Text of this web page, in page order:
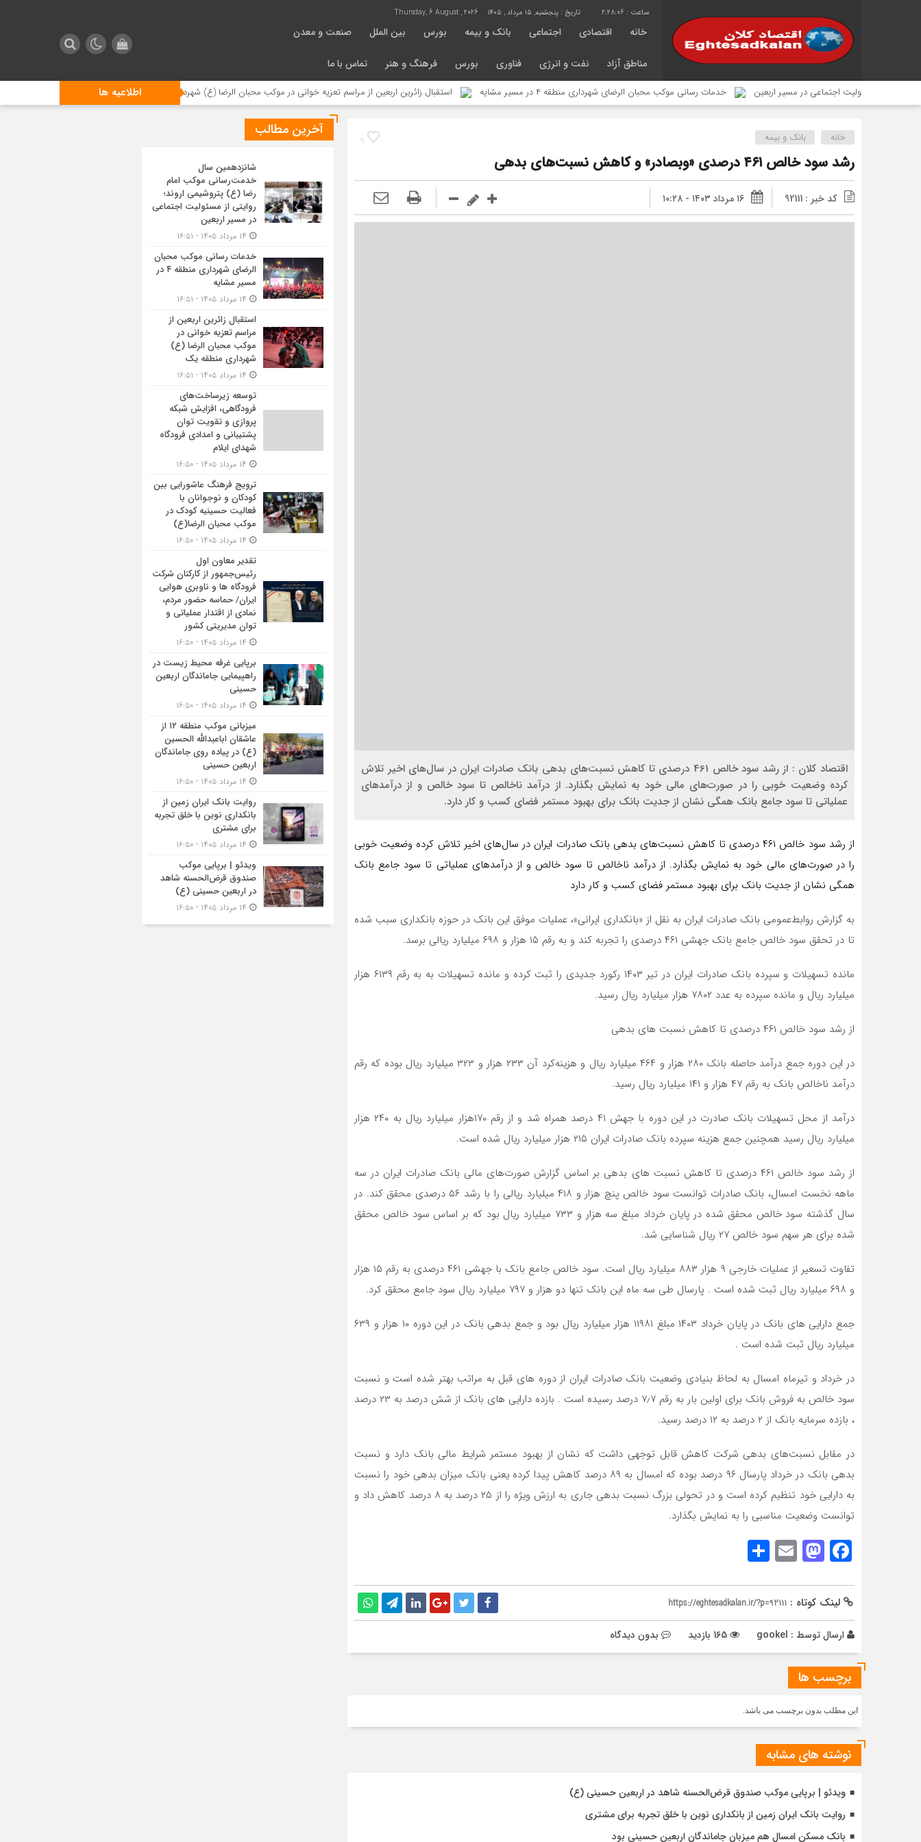
2:28:07 تاریخ : پنجشنبه, ۱۵ مرداد , ۱۴۰۵ Thursday, 6 August , 2026
خانه اقتصادی اجتماعی بانک و بیمه بورس بین الملل صنعت و معدن
مناطق آزاد نفت و انرژی فناوری بورس فرهنگ و هنر تماس با ما
اطلاعیه ها اجتماعی در مسیر اربعین خدمات رسانی موکب محبان الرضای شهرداری منطقه ۴ در مسیر مشایه استقبال زائرین اربعین از مراسم تعزیه خوانی در موکب محبان الرضا (ع) شهرداری منطقه یک توسعه زیرساخت‌های فرودگاهی، افزایش
9 خانه بانک و بیمه
رشد سود خالص ۴۶۱ درصدی «وبصادر» و کاهش نسبت‌های بدهی
کد خبر : 92111 ۱۶ مرداد ۱۴۰۳ - ۱۰:۲۸
اقتصاد کلان : از رشد سود خالص 461 درصدی تا کاهش نسبت‌های بدهی بانک صادرات ایران در سال‌های اخیر تلاش
کرده وضعیت خوبی را در صورت‌های مالی خود به نمایش بگذارد. از درآمد ناخالص تا سود خالص و از درآمدهای
عملیاتی تا سود جامع بانک همگی نشان از جدیت بانک برای بهبود مستمر فضای کسب و کار دارد.
از رشد سود خالص ۴۶۱ درصدی تا کاهش نسبت‌های بدهی بانک صادرات ایران در سال‌های اخیر تلاش کرده وضعیت خوبی
را در صورت‌های مالی خود به نمایش بگذارد. از درآمد ناخالص تا سود خالص و از درآمدهای عملیاتی تا سود جامع بانک
همگی نشان از جدیت بانک برای بهبود مستمر فضای کسب و کار دارد
به گزارش روابط‌عمومی بانک صادرات ایران به نقل از «بانکداری ایرانی»، عملیات موفق این بانک در حوزه بانکداری سبب شده
تا در تحقق سود خالص جامع بانک جهشی ۴۶۱ درصدی را تجربه کند و به رقم ۱۵ هزار و ۶۹۸ میلیارد ریالی برسد.
مانده تسهیلات و سپرده بانک صادرات ایران در تیر ۱۴۰۳ رکورد جدیدی را ثبت کرده و مانده تسهیلات به به رقم ۶۱۳۹ هزار
میلیارد ریال و مانده سپرده به عدد ۷۸۰۲ هزار میلیارد ریال رسید.
از رشد سود خالص ۴۶۱ درصدی تا کاهش نسبت های بدهی
در این دوره جمع درآمد حاصله بانک ۲۸۰ هزار و ۴۶۴ میلیارد ریال و هزینه‌کرد آن ۲۳۳ هزار و ۳۲۳ میلیارد ریال بوده که رقم
درآمد ناخالص بانک به رقم ۴۷ هزار و ۱۴۱ میلیارد ریال رسید.
درآمد از محل تسهیلات بانک صادرت در این دوره با جهش ۴۱ درصد همراه شد و از رقم ۱۷۰هزار میلیارد ریال به ۲۴۰ هزار
میلیارد ریال رسید همچنین جمع هزینه سپرده بانک صادرات ایران ۲۱۵ هزار میلیارد ریال شده است.
از رشد سود خالص ۴۶۱ درصدی تا کاهش نسبت های بدهی بر اساس گزارش صورت‌های مالی بانک صادرات ایران در سه
ماهه نخست امسال، بانک صادرات توانست سود خالص پنچ هزار و ۴۱۸ میلیارد ریالی را با رشد ۵۶ درصدی محقق کند. در
سال گذشته سود خالص محقق شده در پایان خرداد مبلغ سه هزار و ۷۳۳ میلیارد ریال بود که بر اساس سود خالص محقق
شده برای هر سهم سود خالص ۲۷ ریال شناسایی شد.
تفاوت تسعیر از عملیات خارجی ۹ هزار ۸۸۳ میلیارد ریال است. سود خالص جامع بانک با جهشی ۴۶۱ درصدی به رقم ۱۵ هزار
و ۶۹۸ میلیارد ریال ثبت شده است . پارسال طی سه ماه این بانک تنها دو هزار و ۷۹۷ میلیارد ریال سود جامع محقق کرد.
جمع دارایی های بانک در پایان خرداد ۱۴۰۳ مبلغ ۱۱۹۸۱ هزار میلیارد ریال بود و جمع بدهی بانک در این دوره ۱۰ هزار و ۶۳۹
میلیارد ریال ثبت شده است .
در خرداد و تیرماه امسال به لحاظ بنیادی وضعیت بانک صادرات ایران از دوره های قبل به مراتب بهتر شده است و نسبت
سود خالص به فروش بانک برای اولین بار به رقم ۷٫۷ درصد رسیده است . بازده دارایی های بانک از شش درصد به ۲۳ درصد
، بازده سرمایه بانک از ۲ درصد به ۱۲ درصد رسید.
در مقابل نسبت‌های بدهی شرکت کاهش قابل توجهی داشت که نشان از بهبود مستمر شرایط مالی بانک دارد و نسبت
بدهی بانک در خرداد پارسال ۹۶ درصد بوده که امسال به ۸۹ درصد کاهش پیدا کرده یعنی بانک میزان بدهی خود را نسبت
به دارایی خود تنظیم کرده است و در تحولی بزرگ نسبت بدهی جاری به ارزش ویژه را از ۲۵ درصد به ۸ درصد کاهش داد و
توانست وضعیت مناسبی را به نمایش بگذارد.
Facebook
Mastodon
Email
لینک کوتاه : https://eghtesadkalan.ir/?p=92111
ارسال توسط : gookel بدون دیدگاه
برچسب ها
این مطلب بدون برچسب می باشد.
نوشته های مشابه
ویدئو | برپایی موکب صندوق قرض‌الحسنه شاهد در اربعین حسینی (ع)
روایت بانک ایران زمین از بانکداری نوین با خلق تجربه برای مشتری
بانک مسکن امسال هم میزبان جاماندگان اربعین حسینی بود
آخرین مطالب
شانزدهمین سال
خدمت‌رسانی موکب امام
رضا (ع) پتروشیمی اروند؛
روایتی از مسئولیت اجتماعی
در مسیر اربعین
خدمات رسانی موکب محبان
الرضای شهرداری منطقه ۴ در
مسیر مشایه
استقبال زائرین اربعین از
مراسم تعزیه خوانی در
موکب محبان الرضا (ع)
شهرداری منطقه یک
توسعه زیرساخت‌های
فرودگاهی، افزایش شبکه
پروازی و تقویت توان
پشتیبانی و امدادی فرودگاه
شهدای ایلام
ترویج فرهنگ عاشورایی بین
کودکان و نوجوانان با
فعالیت حسینیه کودک در
موکب محبان الرضا(ع)
تقدیر معاون اول
رئیس‌جمهور از کارکنان شرکت
فرودگاه ها و ناوبری هوایی
ایران/ حماسه حضور مردم،
نمادی از اقتدار عملیاتی و
توان مدیریتی کشور
برپایی غرفه محیط زیست در
راهپیمایی جاماندگان اربعین
حسینی
میزبانی موکب منطقه ۱۲ از
عاشقان اباعبدالله الحسین
(ع) در پیاده روی جاماندگان
اربعین حسینی
روایت بانک ایران زمین از
بانکداری نوین با خلق تجربه
برای مشتری
ویدئو | برپایی موکب
صندوق قرض‌الحسنه شاهد
در اربعین حسینی (ع)